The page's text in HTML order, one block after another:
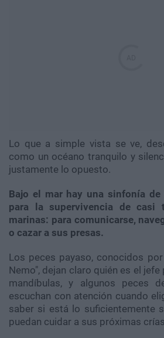
Lo que a simple vista se ve,
como un océano tranquilo y
justamente lo opuesto.
Bajo el mar hay una sinfonía de
para la supervivencia de casi
marinas: para comunicarse,
o cazar a sus presas.
Los peces payaso, conocidos
Nemo", dejan claro quién es el
mandíbulas, y algunos peces
escuchan con atención cuando
saber si está lo suficientemente
puedan cuidar a sus próximas